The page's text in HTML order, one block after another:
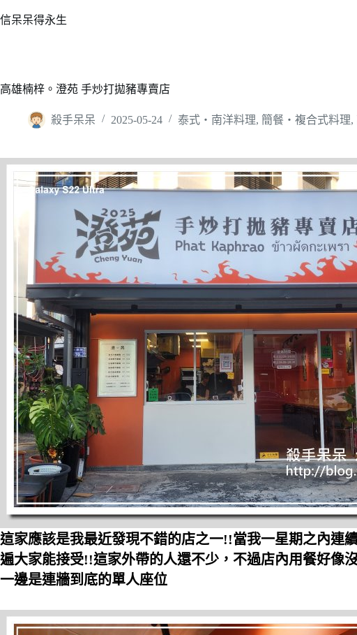
至
容
信呆呆得永生
高雄楠梓。澄苑 手炒打拋豬專賣店
殺手呆呆 2025-05-24 泰式‧南洋料理, 簡餐‧複合式料理,
這家應該是我最近發現不錯的店之一!!當我一星期之內連
遍大家能接受!!這家外帶的人還不少，不過店內用餐好像
一邊是連牆到底的單人座位